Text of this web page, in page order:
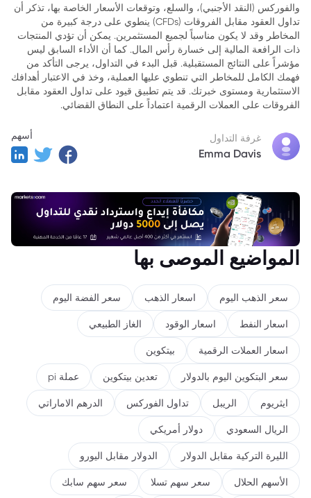
والفوركس (النقد الأجنبي)، والسلع، وتوقعات الأسعار الخاصة بها، تذكر أن
تداول العقود مقابل الفروقات (CFDs) ينطوي على درجة كبيرة من
المخاطر وقد لا يكون مناسباً لجميع المستثمرين. يمكن أن تؤدي المنتجات
ذات الرافعة المالية إلى خسارة رأس المال. كما أن الأداء السابق ليس
مؤشراً على النتائج المستقبلية. قبل البدء في التداول، يرجى التأكد من
فهمك الكامل للمخاطر التي تنطوي عليها العملية، وخذ في الاعتبار أهدافك
الاستثمارية ومستوى خبرتك. قد يتم تطبيق قيود على تداول العقود مقابل
الفروقات على العملات الرقمية اعتماداً على النطاق القضائي.
غرفة التداول
Emma Davis
أسهم
المواضيع الموصى بها
سعر الذهب اليوم اسعار الذهب سعر الفضة اليوم
اسعار النفط اسعار الوقود الغاز الطبيعي
اسعار العملات الرقمية بيتكوين
سعر البتكوين اليوم بالدولار تعدين بيتكوين عملة pi
ايثريوم الريبل تداول الفوركس الدرهم الاماراتي
الريال السعودي دولار أمريكي
الليرة التركية مقابل الدولار الدولار مقابل اليورو
الأسهم الحلال سعر سهم تسلا سعر سهم سابك